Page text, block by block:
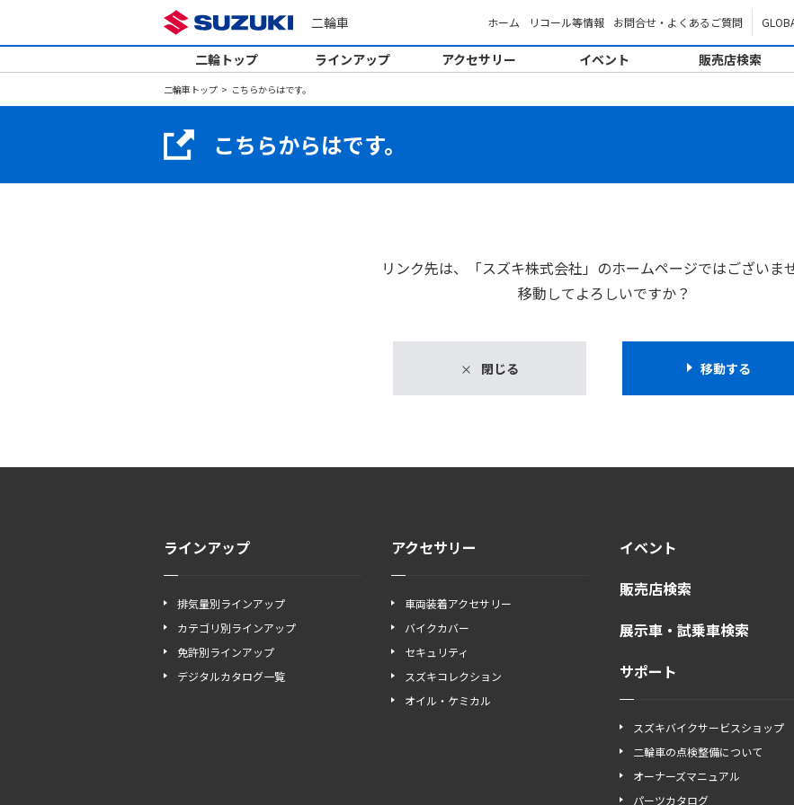
二輪車 ホーム リコール等情報 お問合せ・よくあるご質問
二輪トップ ラインアップ アクセサリー イベント 販売店検索
二輪車トップ こちらからはです。
こちらからはです。
リンク先は、「スズキ株式会社」のホームページではございま
移動してよろしいですか？
閉じる 移動する
ラインアップ
排気量別ラインアップ
カテゴリ別ラインアップ
免許別ラインアップ
デジタルカタログ一覧
アクセサリー
車両装着アクセサリー
バイクカバー
セキュリティ
スズキコレクション
オイル・ケミカル
イベント
販売店検索
展示車・試乗車検索
サポート
スズキバイクサービスショップ
二輪車の点検整備について
オーナーズマニュアル
パーツカタログ